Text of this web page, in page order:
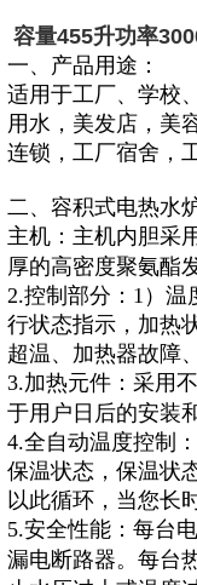
容量455升功率
一、产品用途：
适用于工厂、学校
用水，美发店，美
连锁，工厂宿舍，
二、容积式电热水
主机：主机内胆采
厚的高密度聚氨酯
2.控制部分：1）温
行状态指示，加热
超温、加热器故障
3.加热元件：采用
于用户日后的安装
4.全自动温度控制
保温状态，保温状
以此循环，当您长
5.安全性能：每台
漏电断路器。每台